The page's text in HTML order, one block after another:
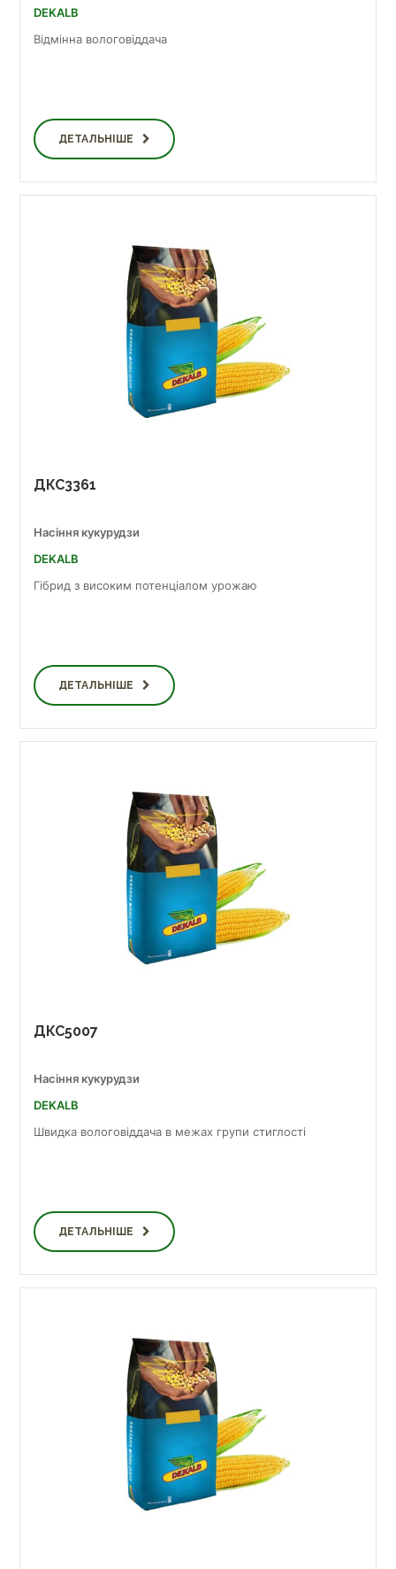
DEKALB
Відмінна вологовіддача
ДЕТАЛЬНІШЕ
ДКС3361
Насіння кукурудзи
DEKALB
Гібрид з високим потенціалом урожаю
ДЕТАЛЬНІШЕ
ДКС5007
Насіння кукурудзи
DEKALB
Швидка вологовіддача в межах групи стиглості
ДЕТАЛЬНІШЕ